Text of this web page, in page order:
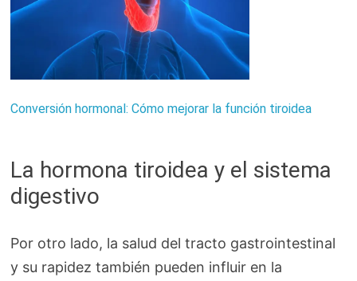
Conversión hormonal: Cómo mejorar la función tiroidea
La hormona tiroidea y el sistema
digestivo
Por otro lado, la salud del tracto gastrointestinal
y su rapidez también pueden influir en la